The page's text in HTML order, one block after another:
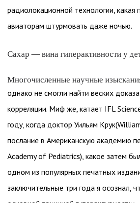
радиолокационной технологии, какая
авиаторам штурмовать даже ночью.
Сахар — вина гиперактивности у
Многочисленные научные
однако не смогли найти веских
корреляции. Миф же, катает IFL
году, когда доктор Уильям
послание в Американскую академию
Academy of Pediatrics), какое затем
одном из популярных печатных
заключительные три года я осознал,